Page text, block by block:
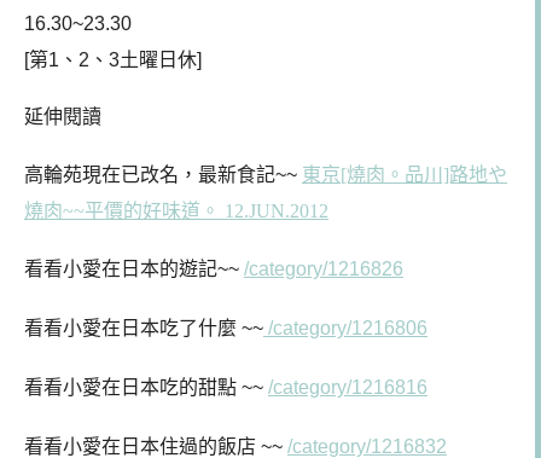
16.30~23.30
[第1、2、3土曜日休]
延伸閱讀
高輪苑現在已改名，最新食記~~ 東京[燒肉。品川]路地や
燒肉~~平價的好味道。 12.JUN.2012
看看小愛在日本的遊記~~ /category/1216826
看看小愛在日本吃了什麼 ~~ /category/1216806
看看小愛在日本吃的甜點 ~~ /category/1216816
看看小愛在日本住過的飯店 ~~ /category/1216832